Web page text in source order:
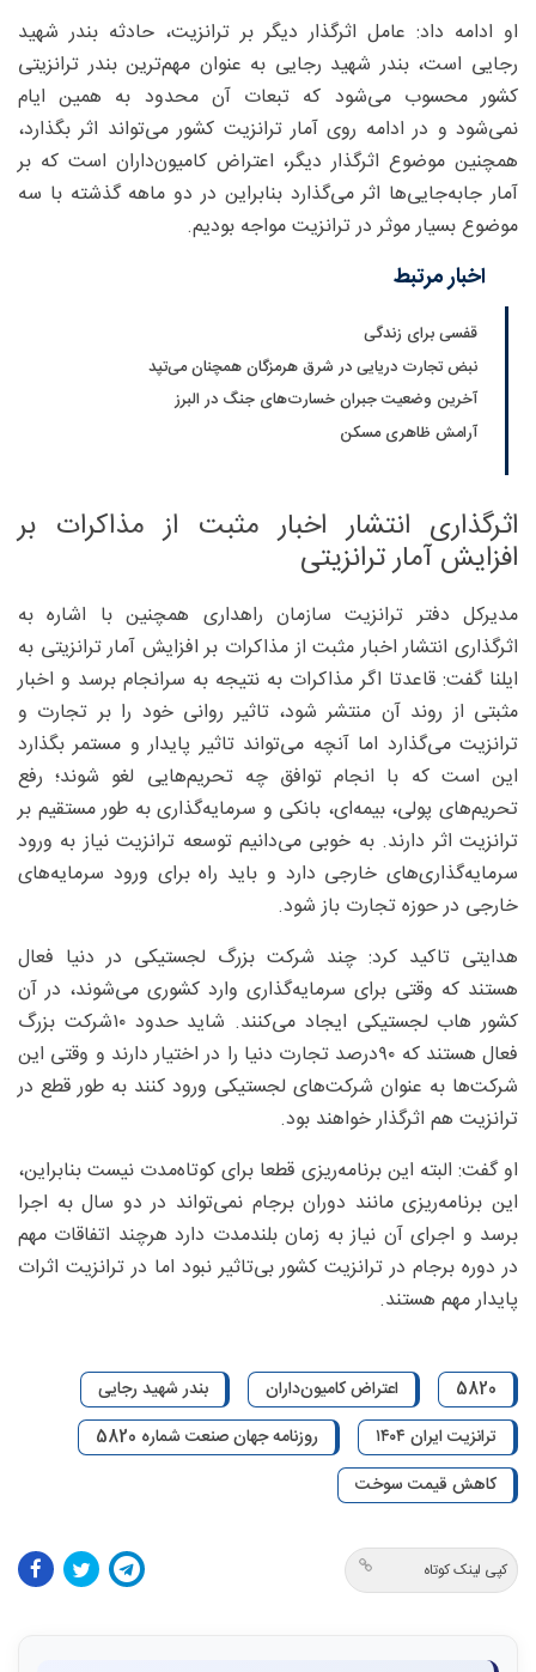
او ادامه داد: عامل اثرگذار دیگر بر ترانزیت، حادثه بندر شهید
رجایی است، بندر شهید رجایی به عنوان مهم‌ترین بندر ترانزیتی
کشور محسوب می‌شود که تبعات آن محدود به همین ایام
نمی‌شود و در ادامه روی آمار ترانزیت کشور می‌تواند اثر بگذارد،
همچنین موضوع اثرگذار دیگر، اعتراض کامیون‌داران است که بر
آمار جابه‌جایی‌ها اثر می‌گذارد بنابراین در دو ماهه گذشته با سه
موضوع بسیار موثر در ترانزیت مواجه بودیم.
اخبار مرتبط
قفسی برای زندگی
نبض تجارت دریایی در شرق هرمزگان همچنان می‌تپد
آخرین وضعیت جبران خسارت‌های جنگ در البرز
آرامش ظاهری مسکن
اثرگذاری انتشار اخبار مثبت از مذاکرات بر
افزایش آمار ترانزیتی
مدیرکل دفتر ترانزیت سازمان راهداری همچنین با اشاره به
اثرگذاری انتشار اخبار مثبت از مذاکرات بر افزایش آمار ترانزیتی به
ایلنا گفت: قاعدتا اگر مذاکرات به نتیجه به سرانجام برسد و اخبار
مثبتی از روند آن منتشر شود، تاثیر روانی خود را بر تجارت و
ترانزیت می‌گذارد اما آنچه می‌تواند تاثیر پایدار و مستمر بگذارد
این است که با انجام توافق چه تحریم‌هایی لغو شوند؛ رفع
تحریم‌های پولی، بیمه‌ای، بانکی و سرمایه‌گذاری به طور مستقیم بر
ترانزیت اثر دارند. به خوبی می‌دانیم توسعه ترانزیت نیاز به ورود
سرمایه‌گذاری‌های خارجی دارد و باید راه برای ورود سرمایه‌های
خارجی در حوزه تجارت باز شود.
هدایتی تاکید کرد: چند شرکت بزرگ لجستیکی در دنیا فعال
هستند که وقتی برای سرمایه‌گذاری وارد کشوری می‌شوند، در آن
کشور‌ هاب لجستیکی ایجاد می‌کنند. شاید حدود ۱۰شرکت بزرگ
فعال هستند که ۹۰‌درصد تجارت دنیا را در اختیار دارند و وقتی این
شرکت‌ها به عنوان شرکت‌های لجستیکی ورود کنند به طور قطع در
ترانزیت هم اثرگذار خواهند بود.
او گفت: البته این برنامه‌ریزی قطعا برای کوتاه‌مدت نیست بنابراین،
این برنامه‌ریزی مانند دوران برجام نمی‌تواند در دو سال به اجرا
برسد و اجرای آن نیاز به زمان بلندمدت دارد هرچند اتفاقات مهم
در دوره برجام در ترانزیت کشور بی‌تاثیر نبود اما در ترانزیت اثرات
پایدار مهم هستند.
5820 اعتراض کامیون‌داران
بندر شهید رجایی
ترانزیت ایران ۱۴۰۴
روزنامه جهان صنعت شماره 5820
کاهش قیمت سوخت
کپی لینک کوتاه